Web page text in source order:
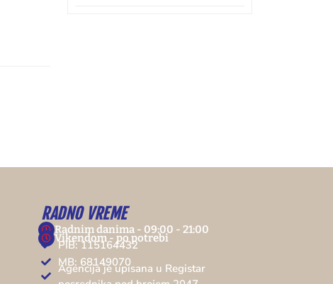
RADNO VREME
Radnim danima - 09:00 - 21:00
Vikendom - po potrebi
PIB: 115164432
MB: 68149070
Agencija je upisana u Registar